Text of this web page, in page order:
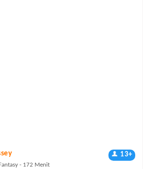
13+
- 172 Menit